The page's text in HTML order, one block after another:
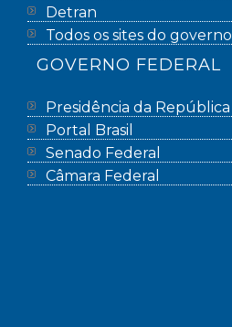
Detran
Todos os sites do governo
GOVERNO FEDERAL
Presidência da República
Portal Brasil
Senado Federal
Câmara Federal